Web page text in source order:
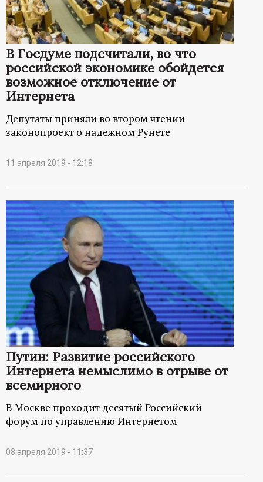
В Госдуме подсчитали, во что
российской экономике обойдется
возможное отключение от
Интернета
Депутаты приняли во втором чтении
законопроект о надежном Рунете
11 апреля 2019 - 12:18
Путин: Развитие российского
Интернета немыслимо в отрыве от
всемирного
В Москве проходит десятый Российский
форум по управлению Интернетом
08 апреля 2019 - 11:37